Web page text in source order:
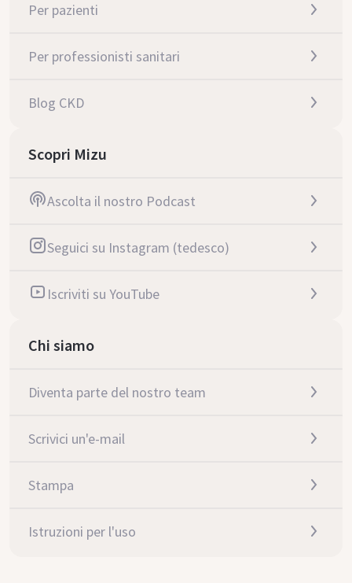
Per pazienti
Per professionisti sanitari
Blog CKD
Scopri Mizu
Ascolta il nostro Podcast
Seguici su Instagram (tedesco)
Iscriviti su YouTube
Chi siamo
Diventa parte del nostro team
Scrivici un'e-mail
Stampa
Istruzioni per l'uso